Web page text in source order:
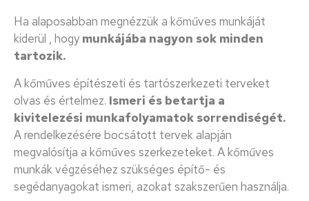
Ha alaposabban megnézzük a kőműves munkáját
kiderül , hogy munkájába nagyon sok minden
tartozik.
A kőműves építészeti és tartószerkezeti terveket
olvas és értelmez. Ismeri és betartja a
kivitelezési munkafolyamatok sorrendiségét.
A rendelkezésére bocsátott tervek alapján
megvalósítja a kőműves szerkezeteket. A kőműves
munkák végzéséhez szükséges építő- és
segédanyagokat ismeri, azokat szakszerűen használja.